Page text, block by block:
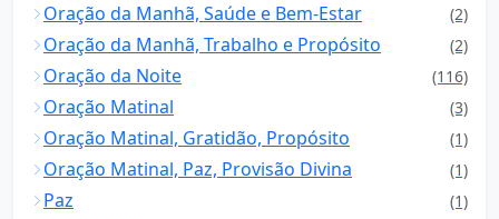
Oração da Manhã, Saúde e Bem-Estar (2)
Oração da Manhã, Trabalho e Propósito (2)
Oração da Noite (116)
Oração Matinal (3)
Oração Matinal, Gratidão, Propósito (1)
Oração Matinal, Paz, Provisão Divina (1)
Paz (1)